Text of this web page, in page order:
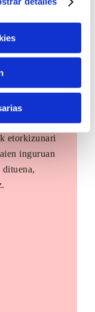
etorkizunari
inguruan